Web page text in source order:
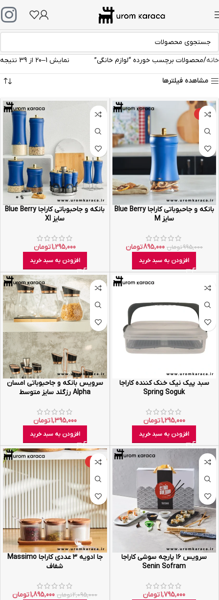
خانه محصولات برچسب خورده “لوازم خانگی” نمایش 1–20 از 39 نتیجه
مشاهده فیلترها
-10%
بانکه و جاحبوباتی کاراجا Blue Berry
سایز M
995,000تومان 895,000تومان
افزودن به سبد خرید
بانکه و جاحبوباتی کاراجا Blue Berry
سایز Xl
1,295,000تومان
افزودن به سبد خرید
سبد پیک نیک خنک کننده کاراجا
Spring Soguk
1,295,000تومان
افزودن به سبد خرید
سرویس بانکه و جاحبوباتی امسان
Alpha رزگلد سایز متوسط
1,395,000تومان
افزودن به سبد خرید
سرویس ۱۶ پارچه سوشی کاراجا
Senin Sofram
1,795,000تومان
-10%
جا ادویه ۳ عددی کاراجا Massimo
شفاف
2,095,000تومان 1,895,000تومان